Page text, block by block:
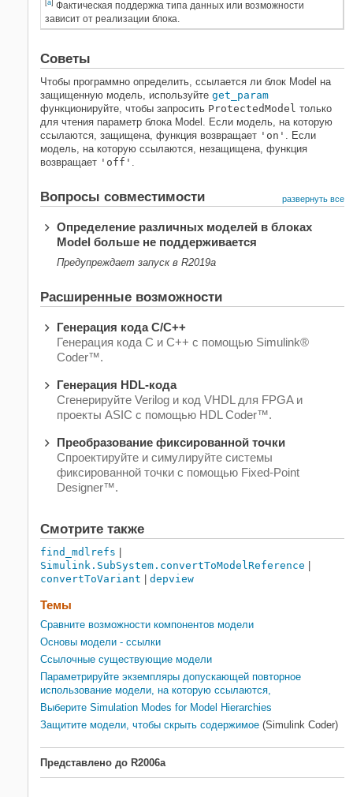
[a] Фактическая поддержка типа данных или возможности
зависит от реализации блока.
Советы
Чтобы программно определить, ссылается ли блок Model на
защищенную модель, используйте get_param
функционируйте, чтобы запросить ProtectedModel только
для чтения параметр блока Model . Если модель, на которую
ссылаются, защищена, функция возвращает 'on' . Если
модель, на которую ссылаются, незащищена, функция
возвращает 'off' .
Вопросы совместимости развернуть все
Определение различных моделей в блоках
Model больше не поддерживается
Предупреждает запуск в R2019a
Расширенные возможности
Генерация кода C/C++
Генерация кода C и C++ с помощью Simulink®
Coder™.
Генерация HDL-кода
Сгенерируйте Verilog и код VHDL для FPGA и
проекты ASIC с помощью HDL Coder™.
Преобразование фиксированной точки
Спроектируйте и симулируйте системы
фиксированной точки с помощью Fixed-Point
Designer™.
Смотрите также
find_mdlrefs
Simulink.SubSystem.convertToModelReference
convertToVariant
depview
Темы
Сравните возможности компонентов модели
Основы модели - ссылки
Ссылочные существующие модели
Параметрируйте экземпляры допускающей повторное
использование модели, на которую ссылаются,
Выберите Simulation Modes for Model Hierarchies
Защитите модели, чтобы скрыть содержимое (Simulink Coder)
Представлено до R2006a